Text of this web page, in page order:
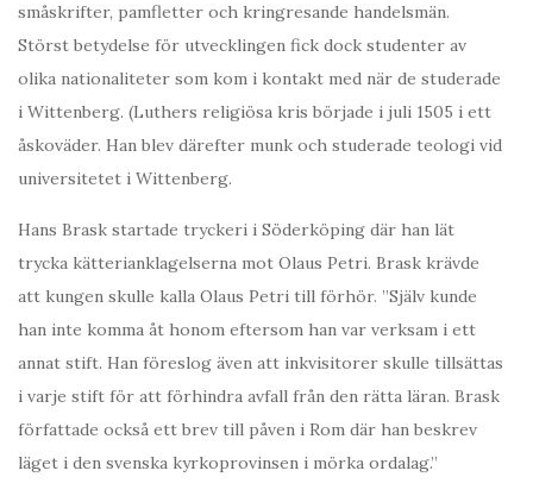
småskrifter, pamfletter och kringresande handelsmän.
Störst betydelse för utvecklingen fick dock studenter av
olika nationaliteter som kom i kontakt med när de studerade
i Wittenberg. (Luthers religiösa kris började i juli 1505 i ett
åskoväder. Han blev därefter munk och studerade teologi vid
universitetet i Wittenberg.
Hans Brask startade tryckeri i Söderköping där han lät
trycka kätterianklagelserna mot Olaus Petri. Brask krävde
att kungen skulle kalla Olaus Petri till förhör. ”Själv kunde
han inte komma åt honom eftersom han var verksam i ett
annat stift. Han föreslog även att inkvisitorer skulle tillsättas
i varje stift för att förhindra avfall från den rätta läran. Brask
författade också ett brev till påven i Rom där han beskrev
läget i den svenska kyrkoprovinsen i mörka ordalag.”